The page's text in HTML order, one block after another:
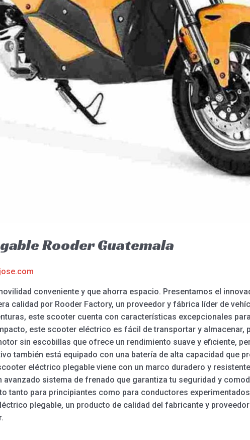
Rooder Guatemala
conveniente y que ahorra espacio. Presentamos el
calidad por Rooder Factory, un proveedor y fábrica líder de
este scooter cuenta con características excepcionales
este scooter eléctrico es fácil de transportar y almacenar,
sin escobillas que ofrece un rendimiento suave y eficiente,
también está equipado con una batería de alta capacidad que
eléctrico plegable viene con un marco duradero y
avanzado sistema de frenado que garantiza tu seguridad y
tanto para principiantes como para conductores
plegable, un producto de calidad del fabricante y